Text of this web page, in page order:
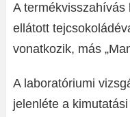
A termékvisszahívás
ellátott
vonatkozik, más
A laboratóriumi
jelenléte a